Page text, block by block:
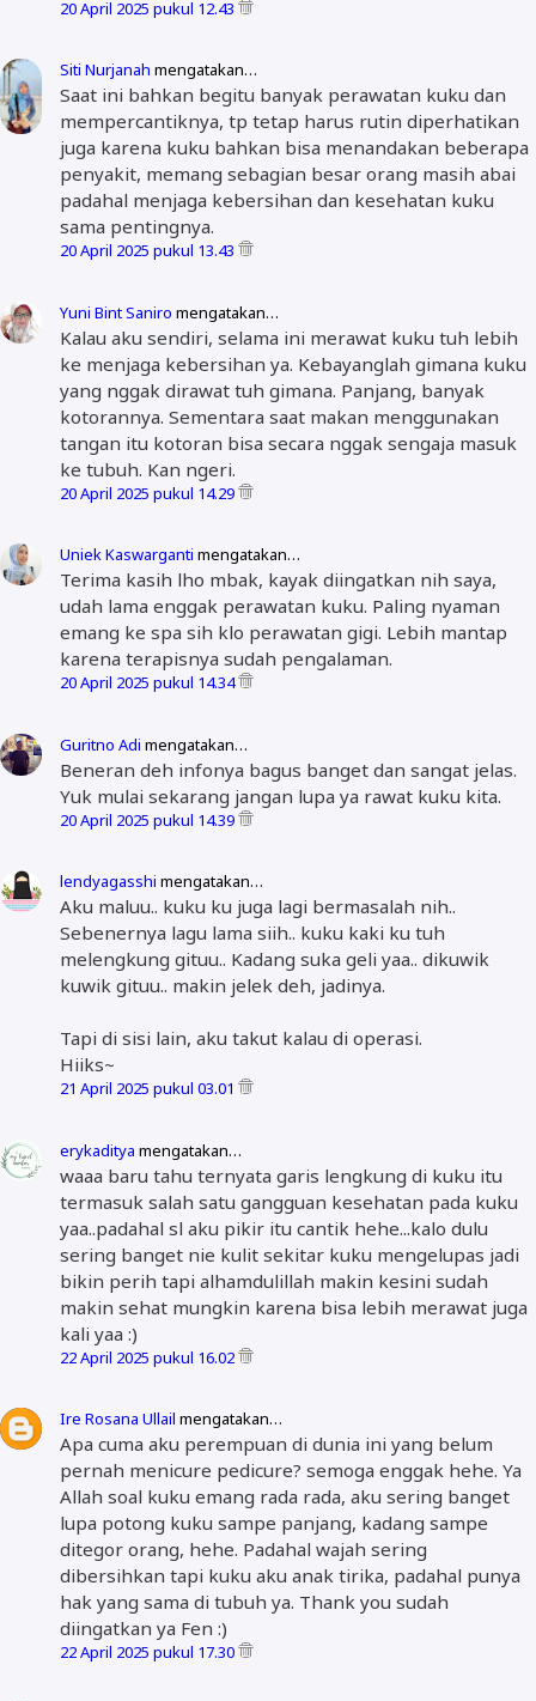
20 April 2025 pukul 12.43
Siti Nurjanah mengatakan…
Saat ini bahkan begitu banyak perawatan kuku dan
mempercantiknya, tp tetap harus rutin diperhatikan
juga karena kuku bahkan bisa menandakan beberapa
penyakit, memang sebagian besar orang masih abai
padahal menjaga kebersihan dan kesehatan kuku
sama pentingnya.
20 April 2025 pukul 13.43
Yuni Bint Saniro mengatakan…
Kalau aku sendiri, selama ini merawat kuku tuh lebih
ke menjaga kebersihan ya. Kebayanglah gimana kuku
yang nggak dirawat tuh gimana. Panjang, banyak
kotorannya. Sementara saat makan menggunakan
tangan itu kotoran bisa secara nggak sengaja masuk
ke tubuh. Kan ngeri.
20 April 2025 pukul 14.29
Uniek Kaswarganti mengatakan…
Terima kasih lho mbak, kayak diingatkan nih saya,
udah lama enggak perawatan kuku. Paling nyaman
emang ke spa sih klo perawatan gigi. Lebih mantap
karena terapisnya sudah pengalaman.
20 April 2025 pukul 14.34
Guritno Adi mengatakan…
Beneran deh infonya bagus banget dan sangat jelas.
Yuk mulai sekarang jangan lupa ya rawat kuku kita.
20 April 2025 pukul 14.39
lendyagasshi mengatakan…
Aku maluu.. kuku ku juga lagi bermasalah nih..
Sebenernya lagu lama siih.. kuku kaki ku tuh
melengkung gituu.. Kadang suka geli yaa.. dikuwik
kuwik gituu.. makin jelek deh, jadinya.
Tapi di sisi lain, aku takut kalau di operasi.
Hiiks~
21 April 2025 pukul 03.01
erykaditya mengatakan…
waaa baru tahu ternyata garis lengkung di kuku itu
termasuk salah satu gangguan kesehatan pada kuku
yaa..padahal sl aku pikir itu cantik hehe...kalo dulu
sering banget nie kulit sekitar kuku mengelupas jadi
bikin perih tapi alhamdulillah makin kesini sudah
makin sehat mungkin karena bisa lebih merawat juga
kali yaa :)
22 April 2025 pukul 16.02
Ire Rosana Ullail mengatakan…
Apa cuma aku perempuan di dunia ini yang belum
pernah menicure pedicure? semoga enggak hehe. Ya
Allah soal kuku emang rada rada, aku sering banget
lupa potong kuku sampe panjang, kadang sampe
ditegor orang, hehe. Padahal wajah sering
dibersihkan tapi kuku aku anak tirika, padahal punya
hak yang sama di tubuh ya. Thank you sudah
diingatkan ya Fen :)
22 April 2025 pukul 17.30